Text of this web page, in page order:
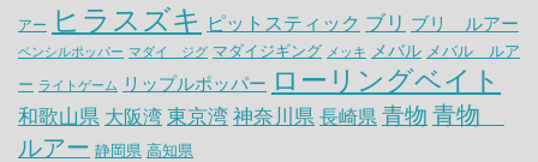
アー ヒラスズキ ピットスティック ブリ ブリ ルアー
ペンシルポッパー マダイ ジグ マダイジギング メッキ メバル メバル ルア
ー ライトゲーム リップルポッパー ローリングベイト
和歌山県 大阪湾 東京湾 神奈川県 長崎県 青物 青物
ルアー 静岡県 高知県